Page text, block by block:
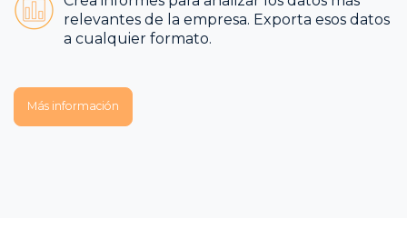
relevantes de la empresa. Exporta esos datos
a cualquier formato.
Más información